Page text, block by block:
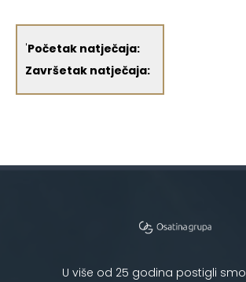
'Početak natječaja:
Završetak natječaja:
U više od 25 godina postigli smo